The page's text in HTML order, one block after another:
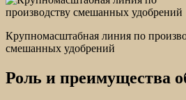
Крупномасштабная линия по
смешанных удобрений
Роль и преимущества